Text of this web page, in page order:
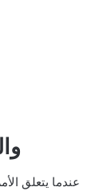
عندما يتعلق